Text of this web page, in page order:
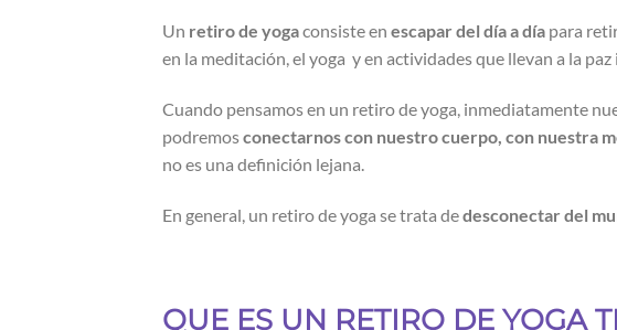
Un retiro de yogaconsiste en escapar del día a día para
en la meditación, el yoga y en actividades que llevan a la
Cuando pensamos en un retiro de yoga, inmediatamente
podremosconectarnos con nuestro cuerpo, con nuestra
no es una definición lejana.
En general, un retiro de yoga se trata dedesconectar del
QUE ES UN RETIRO DE YOGA